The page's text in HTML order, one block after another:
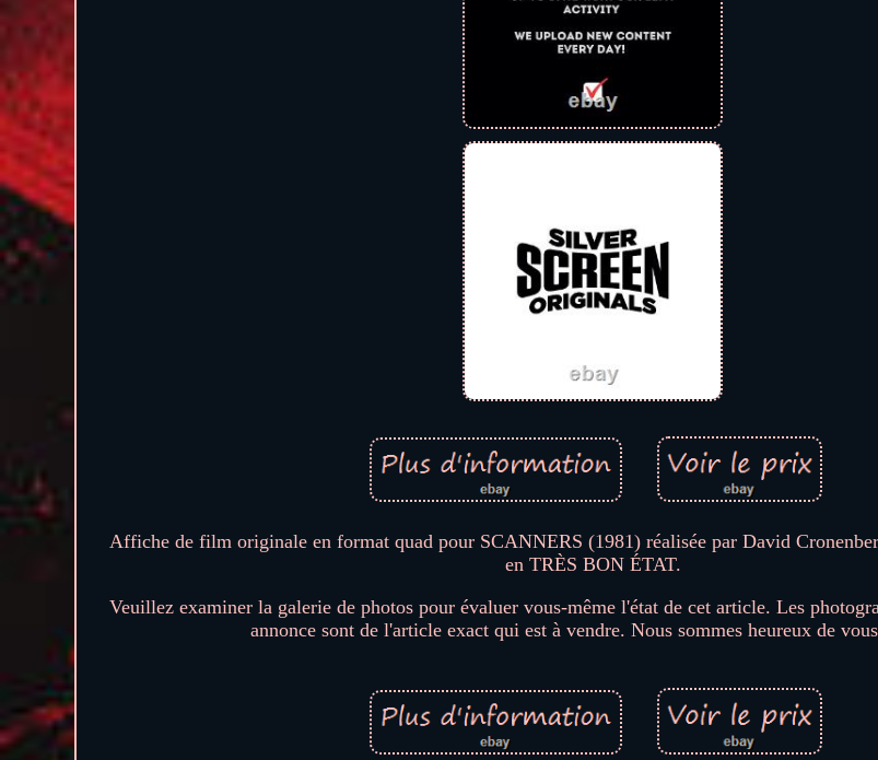
Affiche de film originale en format quad pour SCANNERS (1981) réalisée par David
en TRÈS BON ÉTAT.
Veuillez examiner la galerie de photos pour évaluer vous-même l'état de cet article. Les
annonce sont de l'article exact qui est à vendre. Nous sommes heureux de